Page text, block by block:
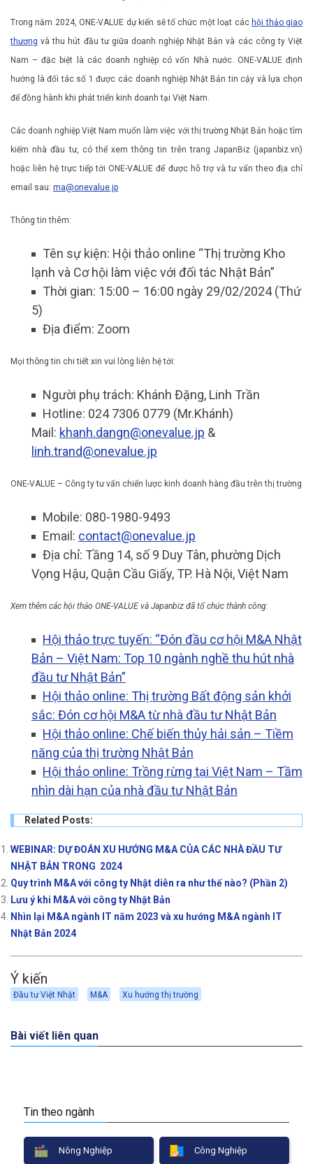
Trong năm 2024, ONE-VALUE dự kiến sẽ tổ chức một loạt các hội thảo giao
thương và thu hút đầu tư giữa doanh nghiệp Nhật Bản và các công ty Việt
Nam – đặc biệt là các doanh nghiệp có vốn Nhà nước. ONE-VALUE định
hướng là đối tác số 1 được các doanh nghiệp Nhật Bản tin cậy và lựa chọn
để đồng hành khi phát triển kinh doanh tại Việt Nam.
Các doanh nghiệp Việt Nam muốn làm việc với thị trường Nhật Bản hoặc tìm
kiếm nhà đầu tư, có thể xem thông tin trên trang JapanBiz (japanbiz.vn)
hoặc liên hệ trực tiếp tới ONE-VALUE để được hỗ trợ và tư vấn theo địa chỉ
email sau: ma@onevalue.jp
Thông tin thêm:
Tên sự kiện: Hội thảo online “Thị trường Kho
lạnh và Cơ hội làm việc với đối tác Nhật Bản”
Thời gian: 15:00 – 16:00 ngày 29/02/2024 (Thứ
5)
Địa điểm: Zoom
Mọi thông tin chi tiết xin vui lòng liên hệ tới:
Người phụ trách: Khánh Đặng, Linh Trần
Hotline: 024 7306 0779 (Mr.Khánh)
Mail: khanh.dangn@onevalue.jp &
linh.trand@onevalue.jp
ONE-VALUE – Công ty tư vấn chiến lược kinh doanh hàng đầu trên thị trường
Mobile: 080-1980-9493
Email: contact@onevalue.jp
Địa chỉ: Tầng 14, số 9 Duy Tân, phường Dịch
Vọng Hậu, Quận Cầu Giấy, TP. Hà Nội, Việt Nam
Xem thêm các hội thảo ONE-VALUE và Japanbiz đã tổ chức thành công:
Hội thảo trực tuyến: “Đón đầu cơ hội M&A Nhật
Bản – Việt Nam: Top 10 ngành nghề thu hút nhà
đầu tư Nhật Bản”
Hội thảo online: Thị trường Bất động sản khởi
sắc: Đón cơ hội M&A từ nhà đầu tư Nhật Bản
Hội thảo online: Chế biến thủy hải sản – Tiềm
năng của thị trường Nhật Bản
Hội thảo online: Trồng rừng tại Việt Nam – Tầm
nhìn dài hạn của nhà đầu tư Nhật Bản
Related Posts:
WEBINAR: DỰ ĐOÁN XU HƯỚNG M&A CỦA CÁC NHÀ ĐẦU TƯ
NHẬT BẢN TRONG 2024
Quy trình M&A với công ty Nhật diễn ra như thế nào? (Phần 2)
Lưu ý khi M&A với công ty Nhật Bản
Nhìn lại M&A ngành IT năm 2023 và xu hướng M&A ngành IT
Nhật Bản 2024
Ý kiến
Đầu tư Việt Nhật M&A Xu hướng thị trường
Bài viết liên quan
Tin theo ngành
Nông Nghiệp Công Nghiệp